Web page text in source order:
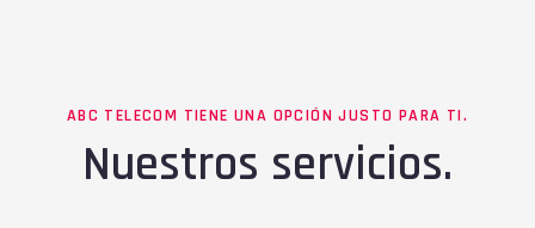
ABC TELECOM TIENE UNA OPCIÓN JUSTO PARA TI.
Nuestros servicios.